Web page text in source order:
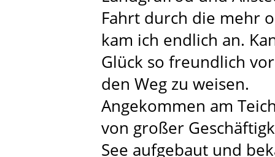
Fahrt durch die mehr
kam ich endlich an.
Glück so freundlich
den Weg zu weisen.
Angekommen am
von großer
See aufgebaut und